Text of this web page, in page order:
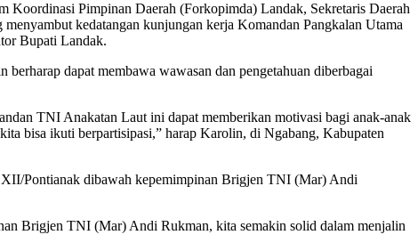
Pimpinan Daerah (Forkopimda) Landak, Sekretaris Daerah
kedatangan kunjungan kerja Komandan Pangkalan Utama
Bupati Landak.
dapat membawa wawasan dan pengetahuan diberbagai
TNI Anakatan Laut ini dapat memberikan motivasi bagi anak-anak
bisa ikuti berpartisipasi,” harap Karolin, di Ngabang, Kabupaten
XII/Pontianak dibawah kepemimpinan Brigjen TNI (Mar) Andi
Brigjen TNI (Mar) Andi Rukman, kita semakin solid dalam menjalin